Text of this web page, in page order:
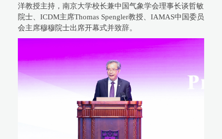
洋教授主持，南京大学校长兼中国气象学会理事长谈哲敏
院士、ICDM主席Thomas Spengler教授、IAMAS中国委员
会主席穆穆院士出席开幕式并致辞。